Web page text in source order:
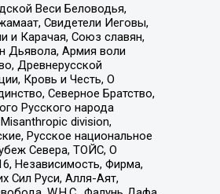
Веси Беловодья,
Свидетели Иеговы,
и Карачая, Союз славян,
Дьявола, Армия воли
Древнерусской
Кровь и Честь, О
Северное Братство,
Русского народа
division,
Русское национальное
Севера, ТОЙС, О
Независимость, Фирма,
Сил Руси, Алля-Аят,